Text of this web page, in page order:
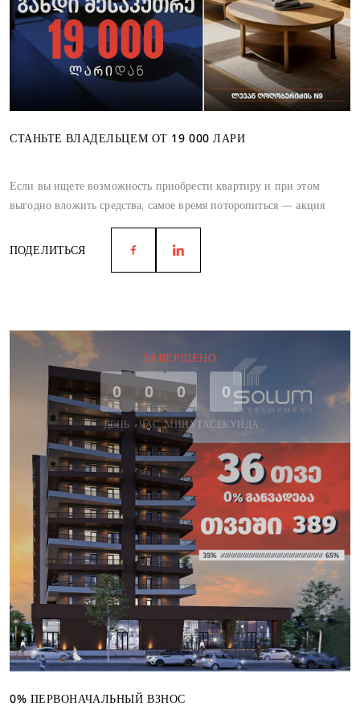
СТАНЬТЕ ВЛАДЕЛЬЦЕМ ОТ 19 000 ЛАРИ
Если вы ищете возможность приобрести квартиру и при этом
выгодно вложить средства, самое время поторопиться — акция
ПОДЕЛИТЬСЯ
ЗАВЕРШЕНО
0
ДЕНЬ
0
ЧАС
0
МИНУТА
0
СЕКУНДА
0% ПЕРВОНАЧАЛЬНЫЙ ВЗНОС